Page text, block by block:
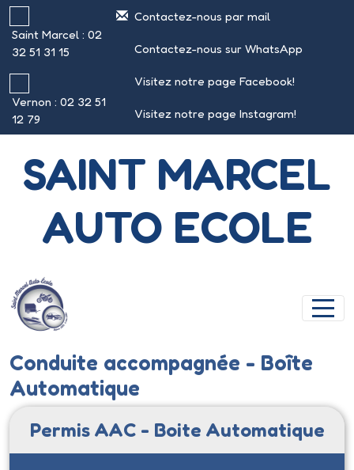
Panneau de gestion des cookies
Saint Marcel : 02
32 51 31 15
Vernon : 02 32 51
12 79
Contactez-nous par mail
Contactez-nous sur WhatsApp
Visitez notre page Facebook!
Visitez notre page Instagram!
SAINT MARCEL
AUTO ECOLE
Conduite accompagnée - Boîte
Automatique
Permis AAC - Boite Automatique